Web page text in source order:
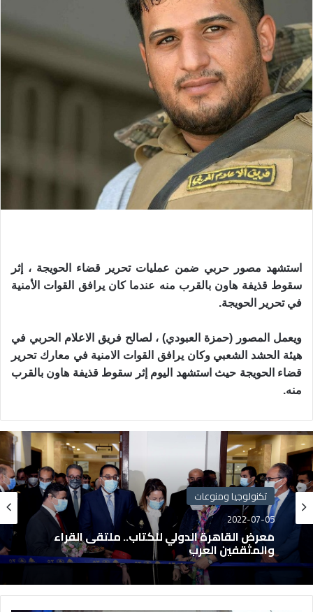
استشهد مصور حربي ضمن عمليات تحرير قضاء الحويجة ، إثر
سقوط قذيفة هاون بالقرب منه عندما كان يرافق القوات الأمنية
في تحرير الحويجة.
ويعمل المصور (حمزة العبودي) ، لصالح فريق الاعلام الحربي في
هيئة الحشد الشعبي وكان يرافق القوات الامنية في معارك تحرير
قضاء الحويجة حيث استشهد اليوم إثر سقوط قذيفة هاون بالقرب
منه.
تكنولوجيا ومنوعات
2022-07-05
معرض القاهرة الدولي للكتاب.. ملتقى القراء
والمثقفين العرب